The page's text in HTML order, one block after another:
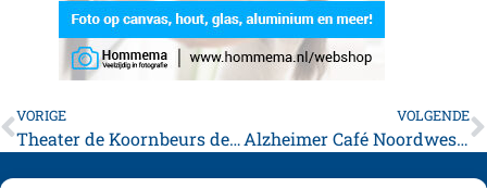
VORIGE
Theater de Koornbeurs deze week
VOLGENDE
Alzheimer Café Noordwest organiseert bijeenkomst over zorgtechnologie en ergotherapie